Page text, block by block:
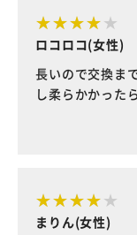
ロコロコ(女性)
長いので交換ま
し柔らかかった
まりん(女性)